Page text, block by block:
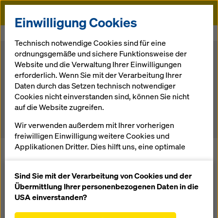
Doka
Karriere mit Doka
Starten Sie jetzt Ihre Karriere bei Doka
Arbeiten mit Mehrwert. Chancen und Herausforderungen,
internationale Aktivitäten und kontinuierliches Lernen anstatt
täglicher Routine.
Filterkriterien
Schalungssanierung/Logistik, NL Magdeburg
Hohe Börde
Einwilligung Cookies
Technisch notwendige Cookies sind für eine
ordnungsgemäße und sichere Funktionsweise der
Website und die Verwaltung Ihrer Einwilligungen
erforderlich. Wenn Sie mit der Verarbeitung Ihrer
Daten durch das Setzen technisch notwendiger
Cookies nicht einverstanden sind, können Sie nicht
auf die Website zugreifen.
Wir verwenden außerdem mit Ihrer vorherigen
freiwilligen Einwilligung weitere Cookies und
Applikationen Dritter. Dies hilft uns, eine optimale
die Funktionalität unserer Website ständig zu
verbessern (Funktionale und Statistik Cookies),
Sind Sie mit der Verarbeitung von Cookies und der
Übermittlung Ihrer personenbezogenen Daten in die
USA einverstanden?